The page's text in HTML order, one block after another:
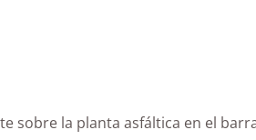
sobre la planta asfáltica